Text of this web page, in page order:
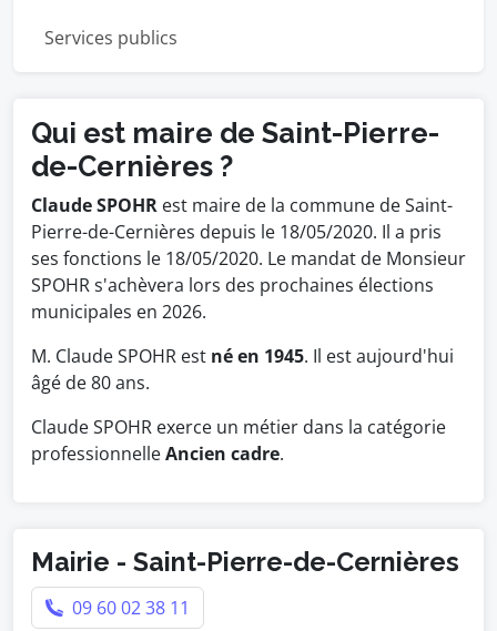
Services publics
Qui est maire de Saint-Pierre-
de-Cernières ?
Claude SPOHR est maire de la commune de Saint-
Pierre-de-Cernières depuis le 18/05/2020. Il a pris
ses fonctions le 18/05/2020. Le mandat de Monsieur
SPOHR s'achèvera lors des prochaines élections
municipales en 2026.
M. Claude SPOHR est né en 1945. Il est aujourd'hui
âgé de 80 ans.
Claude SPOHR exerce un métier dans la catégorie
professionnelleAncien cadre.
Mairie - Saint-Pierre-de-Cernières
09 60 02 38 11